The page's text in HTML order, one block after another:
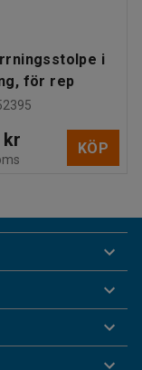
i
för rep
kr KÖP